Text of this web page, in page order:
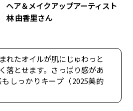
ヘア＆メイクアップアーティスト
林 由香里さん
れたオイルが肌にじゅわっと
落とせます。さっぱり感があ
しっかりキープ（2025美的